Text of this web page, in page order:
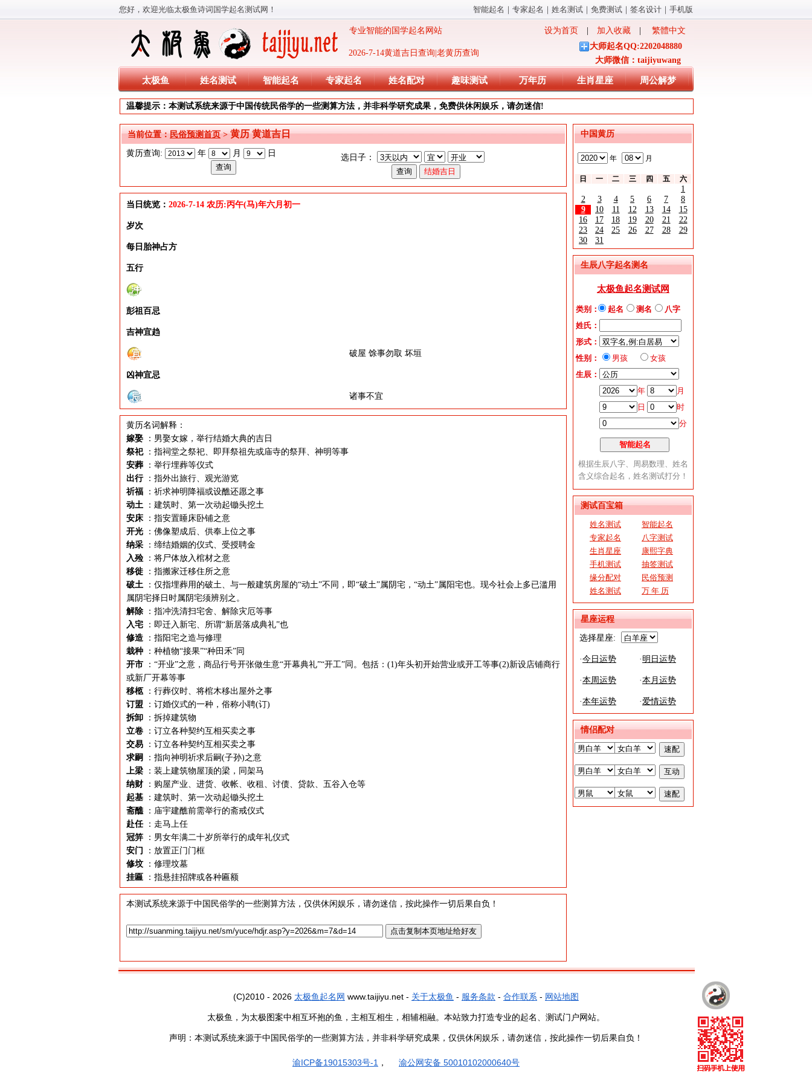
智能起名 ｜ 专家起名 ｜ 姓名测试 ｜ 免费测试 ｜ 签名设计 ｜ 手机版
您好，欢迎光临太极鱼诗词国学起名测试网！
2026-7-14黄道吉日查询|老黄历查询
专业智能的国学起名网站 设为首页 加入收藏
繁體中文
大师起名QQ:2202048880
大师微信：taijiyuwang
太极鱼 姓名测试 智能起名 专家起名 姓名配对 趣味测试 万年历 生肖星座 周公解梦
温馨提示：本测试系统来源于中国传统民俗学的一些测算方法，并非科学研究成果，免费供休闲娱乐，请勿迷信!
中国黄历
年 月
日 一 二 三 四 五 六
1
2
3 4 5 6 7
8
9
10 11 12 13 14
15
16
17 18 19 20 21
22
23
24 25 26 27 28
29
30
31
生辰八字起名测名
测试百宝箱
姓名测试
智能起名
专家起名
八字测试
生肖星座
康熙字典
手机测试
抽签测试
缘分配对
民俗预测
姓名测试
万 年 历
星座运程
选择星座:
·今日运势 · 明日运势
·本周运势 ·本月运势
·本年运势 ·爱情运势
情侣配对
当前位置：民俗预测首页>黄历 黄道吉日
黄历查询: 年 月 日 选日子：
当日统览： 2026-7-14 农历:丙午(马)年六月初一
岁次
每日胎神占方
五行
彭祖百忌
吉神宜趋
破屋 馀事勿取 坏垣
凶神宜忌
诸事不宜
黄历名词解释：
嫁娶
：男娶女嫁，举行结婚大典的吉日
祭祀 ：指祠堂之祭祀、即拜祭祖先或庙寺的祭拜、神明等事
安葬
：举行埋葬等仪式
出行 ：指外出旅行、观光游览
祈福
：祈求神明降福或设醮还愿之事
动土
：建筑时、第一次动起锄头挖土
安床
：指安置睡床卧铺之意
开光
：佛像塑成后、供奉上位之事
纳采
：缔结婚姻的仪式、受授聘金
入殓
：将尸体放入棺材之意
移徙
：指搬家迁移住所之意
破土
：仅指埋葬用的破土、与一般建筑房屋的“动土”不同，即“破土”属阴宅，“动土”属阳宅也。现今社会上多已滥用
属阴宅择日时属阴宅须辨别之。
解除
：指冲洗清扫宅舍、解除灾厄等事
入宅
：即迁入新宅、所谓“新居落成典礼”也
修造
：指阳宅之造与修理
栽种
：种植物“接果”“种田禾”同
开市
：“开业”之意，商品行号开张做生意“开幕典礼”“开工”同。包括：(1)年头初开始营业或开工等事(2)新设店铺商行
或新厂开幕等事
移柩
：行葬仪时、将棺木移出屋外之事
订盟
：订婚仪式的一种，俗称小聘(订)
拆卸
：拆掉建筑物
立卷
：订立各种契约互相买卖之事
交易
：订立各种契约互相买卖之事
求嗣
：指向神明祈求后嗣(子孙)之意
上梁
：装上建筑物屋顶的梁，同架马
纳财
：购屋产业、进货、收帐、收租、讨债、贷款、五谷入仓等
起基
：建筑时、第一次动起锄头挖土
斋醮 ：庙宇建醮前需举行的斋戒仪式
赴任 ：走马上任
冠笄
：男女年满二十岁所举行的成年礼仪式
安门
：放置正门门框
修坟
：修理坟墓
挂匾
：指悬挂招牌或各种匾额
本测试系统来源于中国民俗学的一些测算方法，仅供休闲娱乐，请勿迷信，按此操作一切后果自负！
(C)2010 - 2026 太极鱼起名网 www.taijiyu.net - 关于太极鱼 - 服务条款 - 合作联系 - 网站地图
太极鱼，为太极图案中相互环抱的鱼，主相互相生，相辅相融。本站致力打造专业的起名、测试门户网站。
声明：本测试系统来源于中国民俗学的一些测算方法，并非科学研究成果，仅供休闲娱乐，请勿迷信，按此操作一切后果自负！
渝ICP备19015303号-1 ， 渝公网安备 50010102000640号